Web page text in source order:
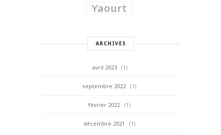
Yaourt
ARCHIVES
avril 2023 (1)
septembre 2022 (1)
février 2022 (1)
décembre 2021 (1)